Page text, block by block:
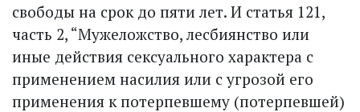
свободы на срок до пяти лет. И статья 121,
часть 2, “Мужеложство, лесбиянство или
иные действия сексуального характера с
применением насилия или с угрозой его
применения к потерпевшему (потерпевшей)